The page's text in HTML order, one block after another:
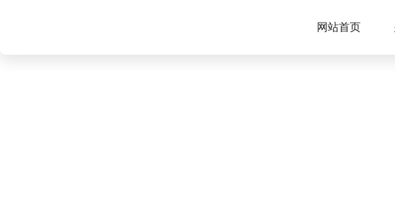
网站首页